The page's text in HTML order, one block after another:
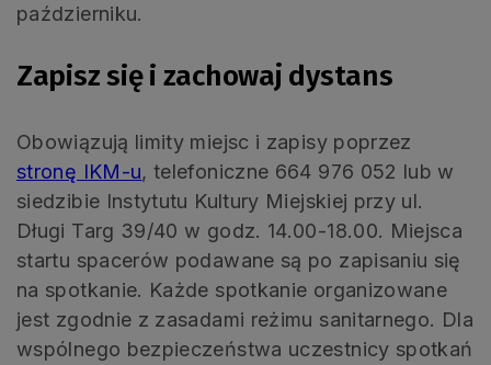
październiku.
Zapisz się i zachowaj dystans
Obowiązują limity miejsc i zapisy poprzez
stronę IKM-u, telefoniczne 664 976 052 lub w
siedzibie Instytutu Kultury Miejskiej przy ul.
Długi Targ 39/40 w godz. 14.00-18.00. Miejsca
startu spacerów podawane są po zapisaniu się
na spotkanie. Każde spotkanie organizowane
jest zgodnie z zasadami reżimu sanitarnego. Dla
wspólnego bezpieczeństwa uczestnicy spotkań